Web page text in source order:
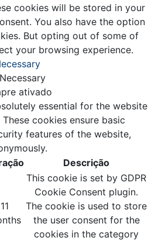
cookies will be stored in your
You also have the option
But opting out of some of
your browsing experience.
Necessary
ativado
essential for the website
cookies ensure basic
features of the website,
Descrição
11
This cookie is set by GDPR
Cookie Consent plugin.
The cookie is used to store
the user consent for the
cookies in the category